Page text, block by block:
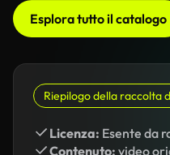
Esplora tutto il catalogo
Riepilogo della raccolta
Licenza: Esente da
Contenuto: video